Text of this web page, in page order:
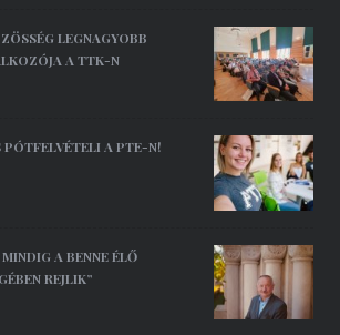
LEGNAGYOBB
A TTK-N
PÓTFELVÉTELI A PTE-N!
MINDIG A BENNE ÉLŐ
REJLIK”